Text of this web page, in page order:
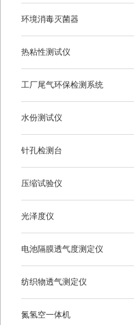
环境消毒灭菌器
热粘性测试仪
工厂尾气环保检测系统
水份测试仪
针孔检测台
压缩试验仪
光泽度仪
电池隔膜透气度测定仪
纺织物透气测定仪
氮氢空一体机